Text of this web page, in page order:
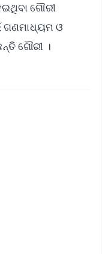
ଗୌରୀ
ଗଣମାଧ୍ୟମ ଓ
ଗୌରୀ ।